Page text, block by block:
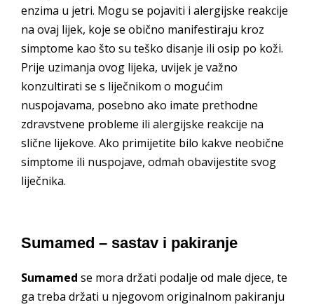
enzima u jetri. Mogu se pojaviti i alergijske reakcije
na ovaj lijek, koje se obično manifestiraju kroz
simptome kao što su teško disanje ili osip po koži.
Prije uzimanja ovog lijeka, uvijek je važno
konzultirati se s liječnikom o mogućim
nuspojavama, posebno ako imate prethodne
zdravstvene probleme ili alergijske reakcije na
slične lijekove. Ako primijetite bilo kakve neobične
simptome ili nuspojave, odmah obavijestite svog
liječnika.
Sumamed – sastav i pakiranje
Sumamed se mora držati podalje od male djece, te
ga treba držati u njegovom originalnom pakiranju